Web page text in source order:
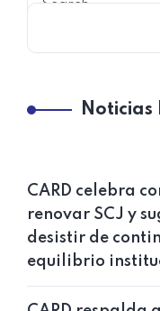
Noticias
CARD celebra
renovar SCJ y
desistir de
equilibrio